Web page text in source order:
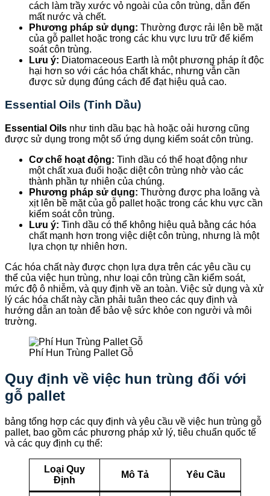
cách làm trầy xước vỏ ngoài của côn trùng, dẫn đến
mất nước và chết.
Phương pháp sử dụng: Thường được rải lên bề mặt
của gỗ pallet hoặc trong các khu vực lưu trữ để kiểm
soát côn trùng.
Lưu ý: Diatomaceous Earth là một phương pháp ít độc
hại hơn so với các hóa chất khác, nhưng vẫn cần
được sử dụng đúng cách để đạt hiệu quả cao.
Essential Oils (Tinh Dầu)
Essential Oils như tinh dầu bạc hà hoặc oải hương cũng
được sử dụng trong một số ứng dụng kiểm soát côn trùng.
Cơ chế hoạt động: Tinh dầu có thể hoạt động như
một chất xua đuổi hoặc diệt côn trùng nhờ vào các
thành phần tự nhiên của chúng.
Phương pháp sử dụng: Thường được pha loãng và
xịt lên bề mặt của gỗ pallet hoặc trong các khu vực cần
kiểm soát côn trùng.
Lưu ý: Tinh dầu có thể không hiệu quả bằng các hóa
chất mạnh hơn trong việc diệt côn trùng, nhưng là một
lựa chọn tự nhiên hơn.
Các hóa chất này được chọn lựa dựa trên các yêu cầu cụ
thể của việc hun trùng, như loại côn trùng cần kiểm soát,
mức độ ô nhiễm, và quy định về an toàn. Việc sử dụng và xử
lý các hóa chất này cần phải tuân theo các quy định và
hướng dẫn an toàn để bảo vệ sức khỏe con người và môi
trường.
Phí Hun Trùng Pallet Gỗ
Quy định về việc hun trùng đối với
gỗ pallet
bảng tổng hợp các quy định và yêu cầu về việc hun trùng gỗ
pallet, bao gồm các phương pháp xử lý, tiêu chuẩn quốc tế
và các quy định cụ thể:
Loại Quy
Định
Mô Tả Yêu Cầu